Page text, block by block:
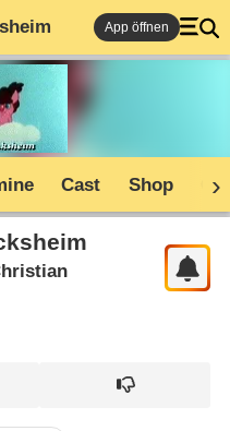
App öffnen
Cast Shop